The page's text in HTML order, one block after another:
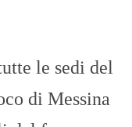
le sedi del
di Messina